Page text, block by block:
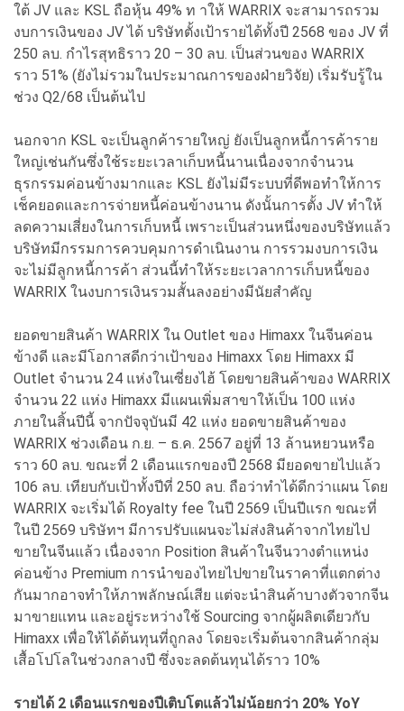
ใต้ JV และ KSL ถือหุ้น 49% ท าให้ WARRIX จะสามารถรวม
งบการเงินของ JV ได้ บริษัทตั้งเป้ารายได้ทั้งปี 2568 ของ JV ที่
250 ลบ. กำไรสุทธิราว 20 – 30 ลบ. เป็นส่วนของ WARRIX
ราว 51% (ยังไม่รวมในประมาณการของฝ่ายวิจัย) เริ่มรับรู้ใน
ช่วง Q2/68 เป็นต้นไป
นอกจาก KSL จะเป็นลูกค้ารายใหญ่ ยังเป็นลูกหนี้การค้าราย
ใหญ่เช่นกันซึ่งใช้ระยะเวลาเก็บหนี้นานเนื่องจากจำนวน
ธุรกรรมค่อนข้างมากและ KSL ยังไม่มีระบบที่ดีพอทำให้การ
เช็คยอดและการจ่ายหนี้ค่อนข้างนาน ดังนั้นการตั้ง JV ทำให้
ลดความเสี่ยงในการเก็บหนี้ เพราะเป็นส่วนหนึ่งของบริษัทแล้ว
บริษัทมีกรรมการควบคุมการดำเนินงาน การรวมงบการเงิน
จะไม่มีลูกหนี้การค้า ส่วนนี้ทำให้ระยะเวลาการเก็บหนี้ของ
WARRIX ในงบการเงินรวมสั้นลงอย่างมีนัยสำคัญ
ยอดขายสินค้า WARRIX ใน Outlet ของ Himaxx ในจีนค่อน
ข้างดี และมีโอกาสดีกว่าเป้าของ Himaxx โดย Himaxx มี
Outlet จำนวน 24 แห่งในเซี่ยงไฮ้ โดยขายสินค้าของ WARRIX
จำนวน 22 แห่ง Himaxx มีแผนเพิ่มสาขาให้เป็น 100 แห่ง
ภายในสิ้นปีนี้ จากปัจจุบันมี 42 แห่ง ยอดขายสินค้าของ
WARRIX ช่วงเดือน ก.ย. – ธ.ค. 2567 อยู่ที่ 13 ล้านหยวนหรือ
ราว 60 ลบ. ขณะที่ 2 เดือนแรกของปี 2568 มียอดขายไปแล้ว
106 ลบ. เทียบกับเป้าทั้งปีที่ 250 ลบ. ถือว่าทำได้ดีกว่าแผน โดย
WARRIX จะเริ่มได้ Royalty fee ในปี 2569 เป็นปีแรก ขณะที่
ในปี 2569 บริษัทฯ มีการปรับแผนจะไม่ส่งสินค้าจากไทยไป
ขายในจีนแล้ว เนื่องจาก Position สินค้าในจีนวางตำแหน่ง
ค่อนข้าง Premium การนำของไทยไปขายในราคาที่แตกต่าง
กันมากอาจทำให้ภาพลักษณ์เสีย แต่จะนำสินค้าบางตัวจากจีน
มาขายแทน และอยู่ระหว่างใช้ Sourcing จากผู้ผลิตเดียวกับ
Himaxx เพื่อให้ได้ต้นทุนที่ถูกลง โดยจะเริ่มต้นจากสินค้ากลุ่ม
เสื้อโปโลในช่วงกลางปี ซึ่งจะลดต้นทุนได้ราว 10%
รายได้ 2 เดือนแรกของปีเติบโตแล้วไม่น้อยกว่า 20% YoY